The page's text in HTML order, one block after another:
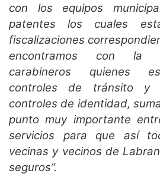
con los equipos
patentes los cuales
fiscalizaciones
encontramos con la
carabineros quienes
controles de tránsito y
controles de identidad,
punto muy importante
servicios para que así
vecinas y vecinos de
seguros”.